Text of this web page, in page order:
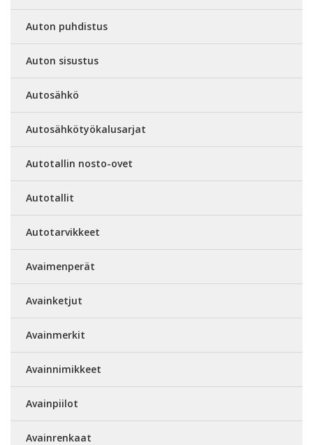
Auton puhdistus
Auton sisustus
Autosähkö
Autosähkötyökalusarjat
Autotallin nosto-ovet
Autotallit
Autotarvikkeet
Avaimenperät
Avainketjut
Avainmerkit
Avainnimikkeet
Avainpiilot
Avainrenkaat